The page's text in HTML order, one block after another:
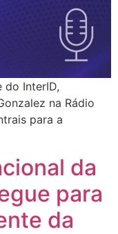
do InterID,
na Rádio
para a
da
para
da